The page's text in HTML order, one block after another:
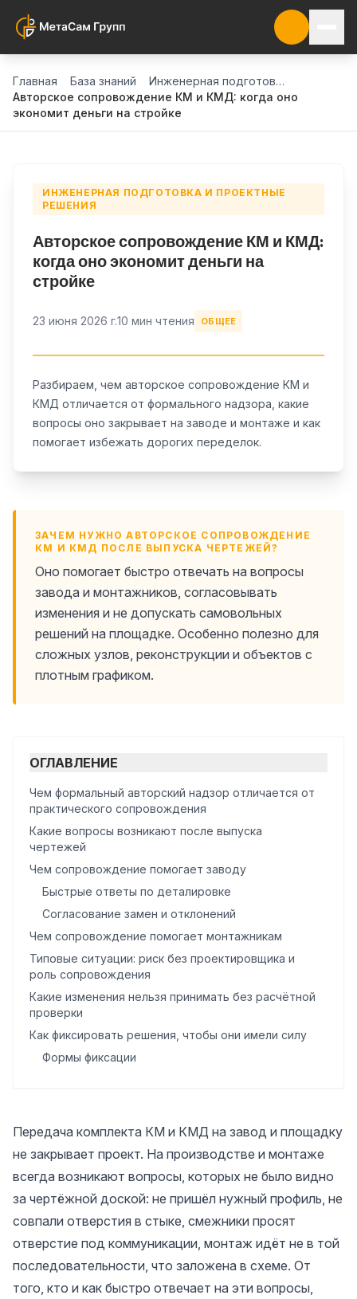
Главная База знаний
Инженерная подготовка и проектные решения
Авторское сопровождение КМ и КМД: когда оно
экономит деньги на стройке
ИНЖЕНЕРНАЯ ПОДГОТОВКА И ПРОЕКТНЫЕ
РЕШЕНИЯ
Авторское сопровождение КМ и КМД:
когда оно экономит деньги на
стройке
23 июня 2026 г.10 мин чтения ОБЩЕЕ
Разбираем, чем авторское сопровождение КМ и
КМД отличается от формального надзора, какие
вопросы оно закрывает на заводе и монтаже и как
помогает избежать дорогих переделок.
ЗАЧЕМ НУЖНО АВТОРСКОЕ СОПРОВОЖДЕНИЕ
КМ И КМД ПОСЛЕ ВЫПУСКА ЧЕРТЕЖЕЙ?
Оно помогает быстро отвечать на вопросы
завода и монтажников, согласовывать
изменения и не допускать самовольных
решений на площадке. Особенно полезно для
сложных узлов, реконструкции и объектов с
плотным графиком.
ОГЛАВЛЕНИЕ
Чем формальный авторский надзор отличается от
практического сопровождения
Какие вопросы возникают после выпуска
чертежей
Чем сопровождение помогает заводу
Быстрые ответы по деталировке
Согласование замен и отклонений
Чем сопровождение помогает монтажникам
Типовые ситуации: риск без проектировщика и
роль сопровождения
Какие изменения нельзя принимать без расчётной
проверки
Как фиксировать решения, чтобы они имели силу
Формы фиксации
Когда стоит подключить сопровождение
Передача комплекта КМ и КМД на завод и площадку
не закрывает проект. На производстве и монтаже
всегда возникают вопросы, которых не было видно
за чертёжной доской: не пришёл нужный профиль, не
совпали отверстия в стыке, смежники просят
отверстие под коммуникации, монтаж идёт не в той
последовательности, что заложена в схеме. От
того, кто и как быстро отвечает на эти вопросы,